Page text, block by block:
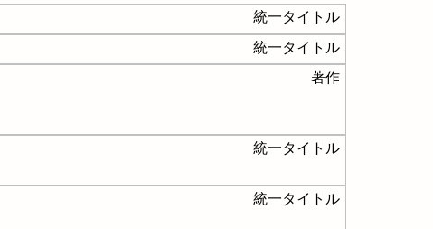
統一タイトル
統一タイトル
著作
統一タイトル
統一タイトル